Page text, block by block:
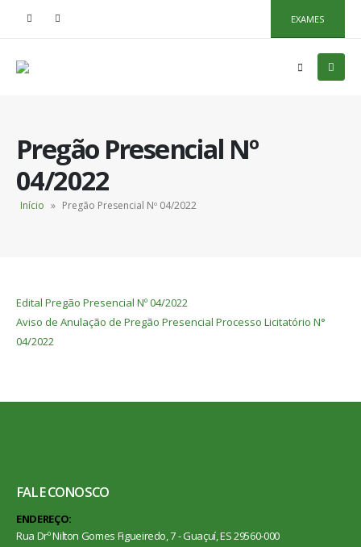
EXAMES
Pregão Presencial Nº
04/2022
Início » Pregão Presencial Nº 04/2022
Edital Pregão Presencial Nº 04/2022
Aviso de Anulação de Pregão Presencial Processo Licitatório N°
04/2022
FALE CONOSCO
ENDEREÇO:
Rua Drº Nilton Gomes Figueiredo, 7 - Guaçuí, ES 29560-000